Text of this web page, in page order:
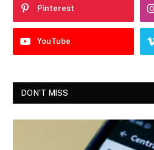
Pinterest
YouTube
DON'T MISS